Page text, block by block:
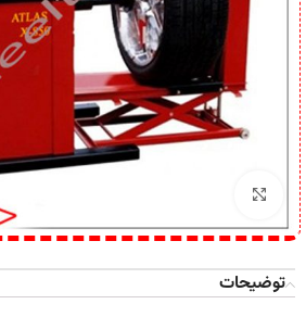
توضیحات